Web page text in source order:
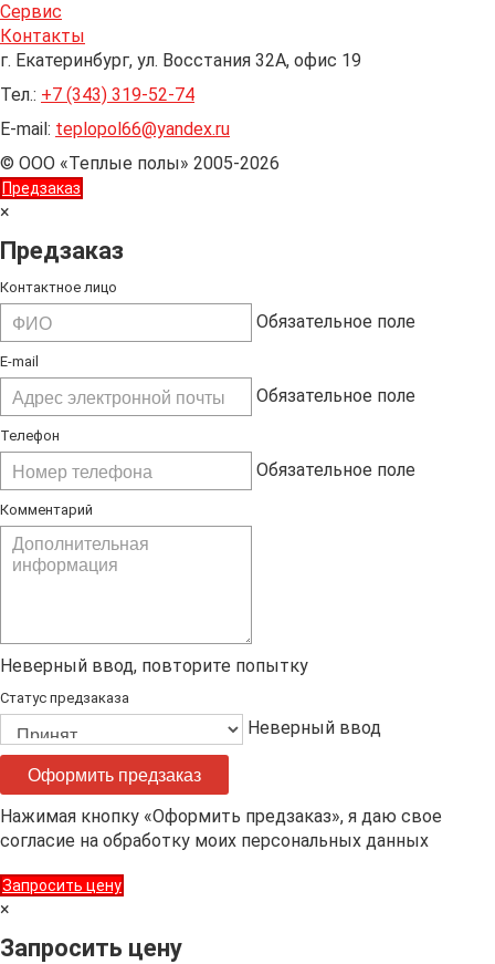
Сервис
Контакты
г. Екатеринбург, ул. Восстания 32А, офис 19
Тел.: +7 (343) 319-52-74
E-mail: teplopol66@yandex.ru
© ООО «Теплые полы» 2005-2026
Предзаказ
×
Предзаказ
Контактное лицо
Обязательное поле
E-mail
Обязательное поле
Телефон
Обязательное поле
Комментарий
Неверный ввод, повторите попытку
Статус предзаказа
Неверный ввод
Оформить предзаказ
Нажимая кнопку «Оформить предзаказ», я даю свое
согласие на обработку моих персональных данных
Запросить цену
×
Запросить цену